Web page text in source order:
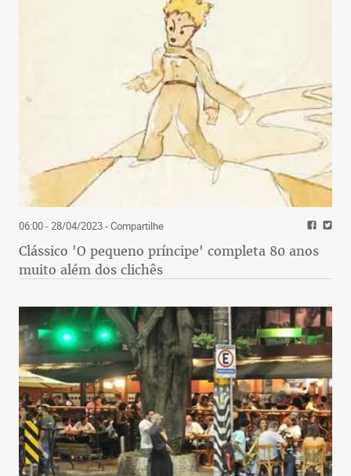
06:00 - 28/04/2023- Compartilhe
Clássico 'O pequeno príncipe' completa 80 anos
muito além dos clichês